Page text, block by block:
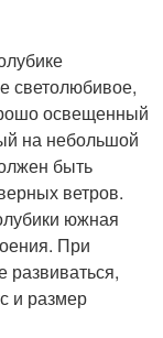
светолюбивое,
освещенный
на небольшой
быть
ветров.
южная
При
развиваться,
и размер